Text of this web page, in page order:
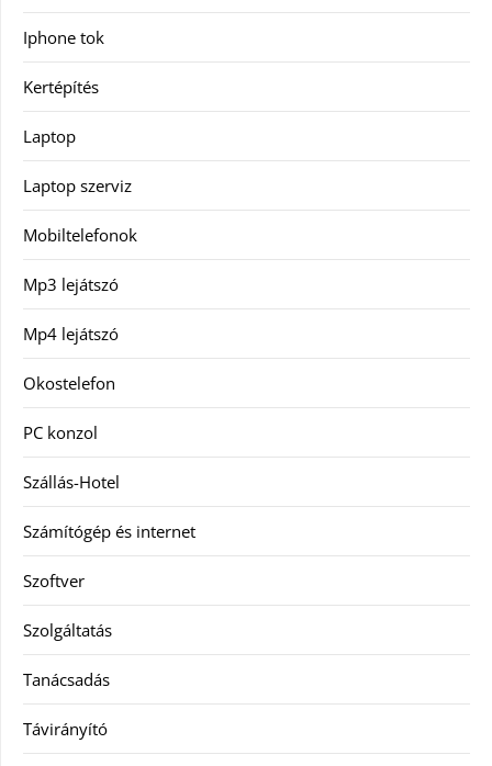
Iphone tok
Kertépítés
Laptop
Laptop szerviz
Mobiltelefonok
Mp3 lejátszó
Mp4 lejátszó
Okostelefon
PC konzol
Szállás-Hotel
Számítógép és internet
Szoftver
Szolgáltatás
Tanácsadás
Távirányító